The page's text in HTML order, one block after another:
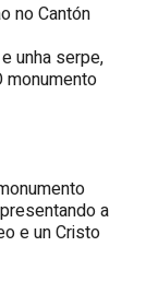
no Cantón
unha serpe,
monumento
a
e un Cristo